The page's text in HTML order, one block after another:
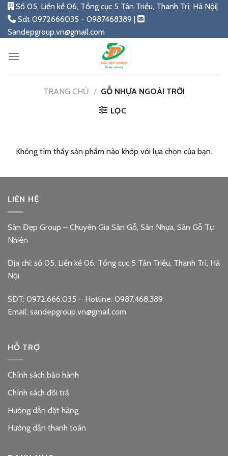
Skip
content
Số 05, Liền kề 06, Tổng cục 5 Tân Triều, Thanh Trì, Hà Nội|
Sdt 0972666035 - 0987468389 |
Sandepgroup.vn@gmail.com
TRANG CHỦ / GỖ NHỰA NGOÀI TRỜI
LỌC
Không tìm thấy sản phẩm nào khớp với lựa chọn của bạn.
LIÊN HỆ
Sàn Đẹp Group – Chuyên Gia Sàn Gỗ, Sàn Nhựa, Sàn Gỗ Tự
Nhiên
Địa chỉ: số 05, Liền kề 06, Tổng cục 5 Tân Triều, Thanh Trì, Hà
Nội
SĐT: 0972.666.035 – Hotline: 0987.468.389
Email: sandepgroup.vn@gmail.com
HỖ TRỢ
Chính sách bảo hành
Chính sách đổi trả
Hướng dẫn đặt hàng
Hướng dẫn thanh toán